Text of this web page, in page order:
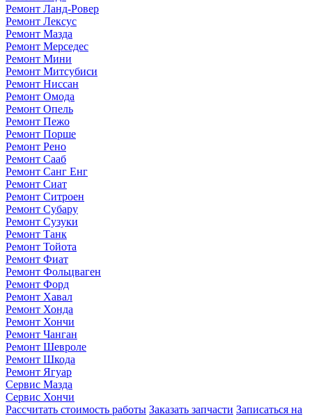
Ремонт Ланд-Ровер
Ремонт Лексус
Ремонт Мазда
Ремонт Мерседес
Ремонт Мини
Ремонт Митсубиси
Ремонт Ниссан
Ремонт Омода
Ремонт Опель
Ремонт Пежо
Ремонт Порше
Ремонт Рено
Ремонт Сааб
Ремонт Санг Енг
Ремонт Сиат
Ремонт Ситроен
Ремонт Субару
Ремонт Сузуки
Ремонт Танк
Ремонт Тойота
Ремонт Фиат
Ремонт Фольцваген
Ремонт Форд
Ремонт Хавал
Ремонт Хонда
Ремонт Хончи
Ремонт Чанган
Ремонт Шевроле
Ремонт Шкода
Ремонт Ягуар
Сервис Мазда
Сервис Хончи
Рассчитать стоимость работы Заказать запчасти Записаться на